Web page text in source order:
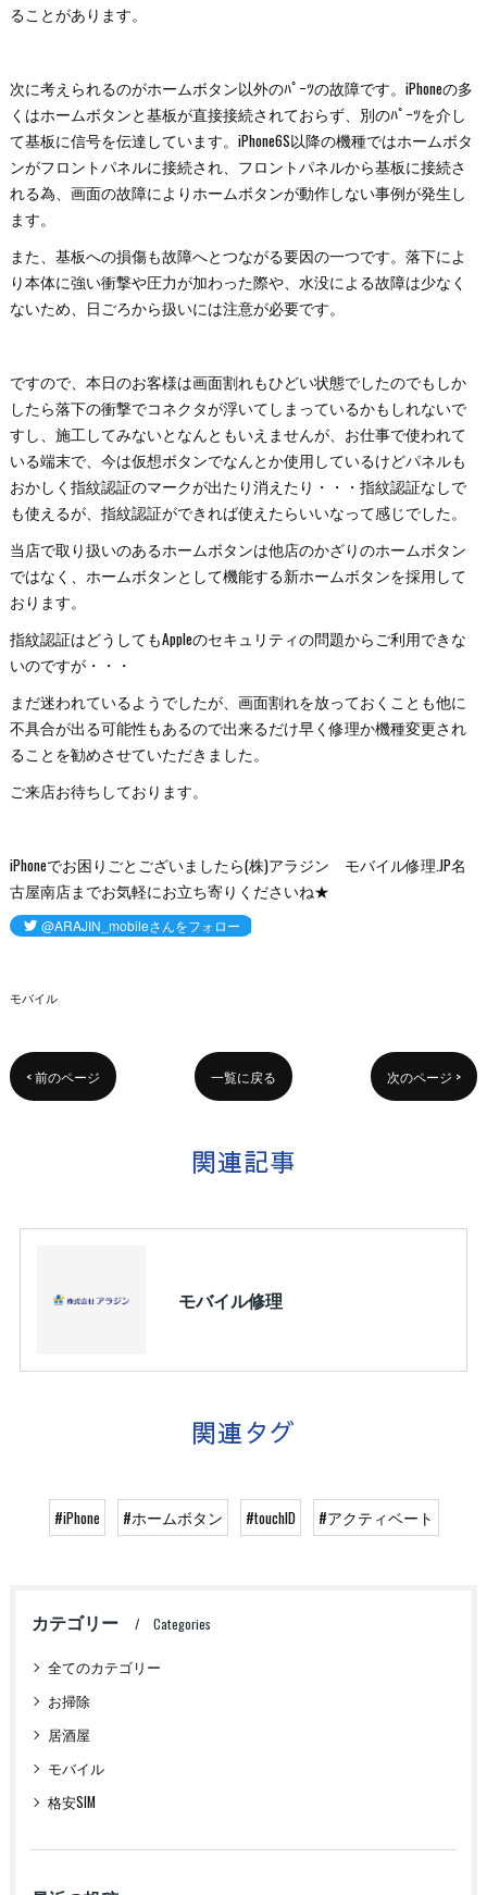
ることがあります。
次に考えられるのがホームボタン以外のﾊﾟｰﾂの故障です。iPhoneの多
くはホームボタンと基板が直接接続されておらず、別のﾊﾟｰﾂを介し
て基板に信号を伝達しています。iPhone6S以降の機種ではホームボタ
ンがフロントパネルに接続され、フロントパネルから基板に接続さ
れる為、画面の故障によりホームボタンが動作しない事例が発生し
ます。
また、基板への損傷も故障へとつながる要因の一つです。落下によ
り本体に強い衝撃や圧力が加わった際や、水没による故障は少なく
ないため、日ごろから扱いには注意が必要です。
ですので、本日のお客様は画面割れもひどい状態でしたのでもしか
したら落下の衝撃でコネクタが浮いてしまっているかもしれないで
すし、施工してみないとなんともいえませんが、お仕事で使われて
いる端末で、今は仮想ボタンでなんとか使用しているけどパネルも
おかしく指紋認証のマークが出たり消えたり・・・指紋認証なしで
も使えるが、指紋認証ができれば使えたらいいなって感じでした。
当店で取り扱いのあるホームボタンは他店のかざりのホームボタン
ではなく、ホームボタンとして機能する新ホームボタンを採用して
おります。
指紋認証はどうしてもAppleのセキュリティの問題からご利用できな
いのですが・・・
まだ迷われているようでしたが、画面割れを放っておくことも他に
不具合が出る可能性もあるので出来るだけ早く修理か機種変更され
ることを勧めさせていただきました。
ご来店お待ちしております。
iPhoneでお困りごとございましたら(株)アラジン モバイル修理.JP名
古屋南店までお気軽にお立ち寄りくださいね★
モバイル
< 前のページ 一覧に戻る 次のページ >
関連記事
モバイル修理
関連タグ
#iPhone #ホームボタン #touchID #アクティベート
カテゴリー Categories
全てのカテゴリー
お掃除
居酒屋
モバイル
格安SIM